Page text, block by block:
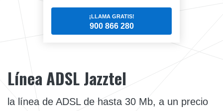
¡LLAMA GRATIS!
900 866 280
Línea ADSL Jazztel
la línea de ADSL de hasta 30 Mb, a un precio